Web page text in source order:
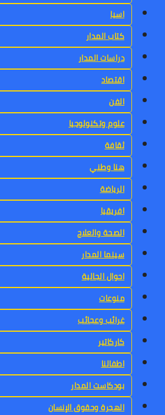
اسيا
كتاب المدار
دراسات المدار
اقتصاد
الفن
علوم وتكنولوجيا
ثقافة
هنا وطني
الرياضة
افريقيا
الصحة والعلاج
سينما المدار
احوال الجالية
منوعات
غرائب وعجائب
كاركاتير
اطفالنا
بودكاست المدار
الهجرة وحقوق الإنسان